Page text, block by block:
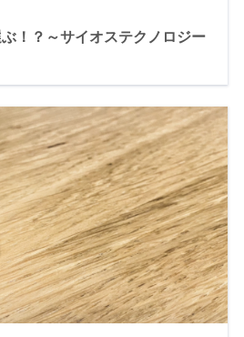
！？～サイオステクノロジー